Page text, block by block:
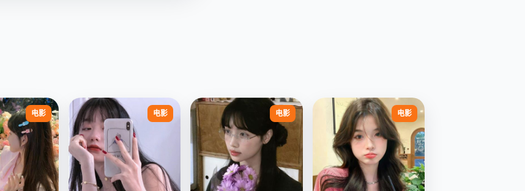
电影 电影 电影 电影